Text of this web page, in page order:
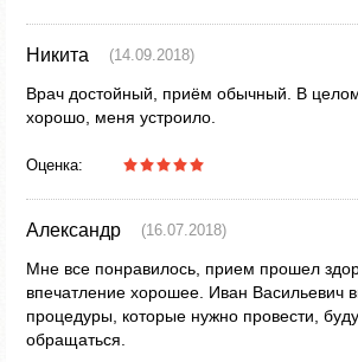
Никита (14.09.2018)
Врач достойный, приём обычный. В
хорошо, меня устроило.
Оценка:
Александр (16.07.2018)
Мне все понравилось, прием прошел
впечатление хорошее. Иван Вaсильевич
процедуры, которые нужно провести,
обращаться.